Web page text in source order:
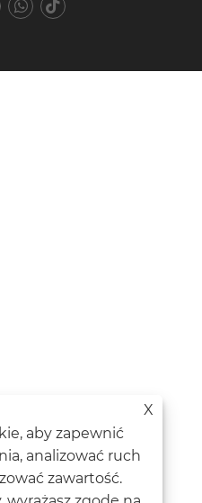
X
aby zapewnić
analizować ruch
zawartość.